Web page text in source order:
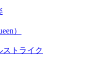
）
ストライク